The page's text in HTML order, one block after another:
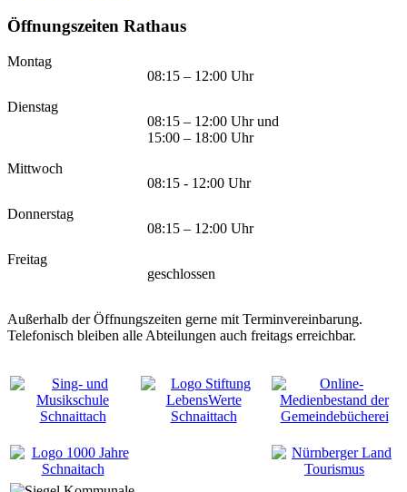
Öffnungszeiten Rathaus
Montag
08:15 – 12:00 Uhr
Dienstag
08:15 – 12:00 Uhr und
15:00 – 18:00 Uhr
Mittwoch
08:15 - 12:00 Uhr
Donnerstag
08:15 – 12:00 Uhr
Freitag
geschlossen
Außerhalb der Öffnungszeiten gerne mit Terminvereinbarung.
Telefonisch bleiben alle Abteilungen auch freitags erreichbar.